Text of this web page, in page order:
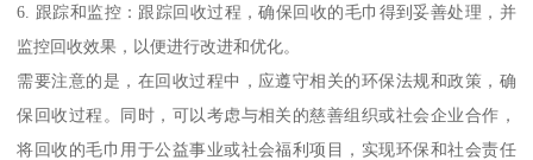
6. 跟踪和监控：跟踪回收过程，确保回收的毛巾得到妥善处理，并
监控回收效果，以便进行改进和优化。
需要注意的是，在回收过程中，应遵守相关的环保法规和政策，确
保回收过程。同时，可以考虑与相关的慈善组织或社会企业合作，
将回收的毛巾用于公益事业或社会福利项目，实现环保和社会责任